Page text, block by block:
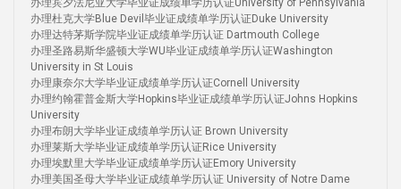
办理宾夕法尼亚大学毕业证成绩单学历认证University of Pennsylvania
办理杜克大学Blue Devil毕业证成绩单学历认证Duke University
办理达特茅斯学院毕业证成绩单学历认证 Dartmouth College
办理圣路易斯华盛顿大学WU毕业证成绩单学历认证Washington
University in St Louis
办理康奈尔大学毕业证成绩单学历认证Cornell University
办理约翰霍普金斯大学Hopkins毕业证成绩单学历认证Johns Hopkins
University
办理布朗大学毕业证成绩单学历认证 Brown University
办理莱斯大学毕业证成绩单学历认证Rice University
办理埃默里大学毕业证成绩单学历认证Emory University
办理美国圣母大学毕业证成绩单学历认证 University of Notre Dame